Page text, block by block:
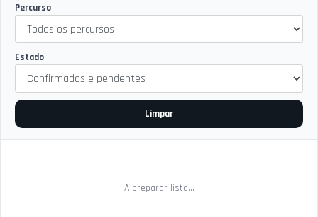
Percurso
Estado
Limpar
A preparar lista...